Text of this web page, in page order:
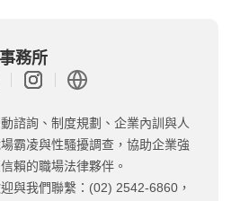
務所
諮詢、制度規劃、企業內訓與人
霸凌與性騷擾調查，協助企業強
賴的職場法律夥伴。
與我們聯繫：(02) 2542-6860，